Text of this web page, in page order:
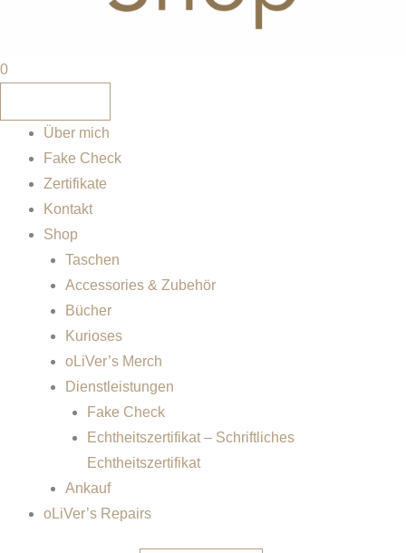
0
Über mich
Fake Check
Zertifikate
Kontakt
Shop
Taschen
Accessories & Zubehör
Bücher
Kurioses
oLiVer’s Merch
Dienstleistungen
Fake Check
Echtheitszertifikat – Schriftliches
Echtheitszertifikat
Ankauf
oLiVer’s Repairs